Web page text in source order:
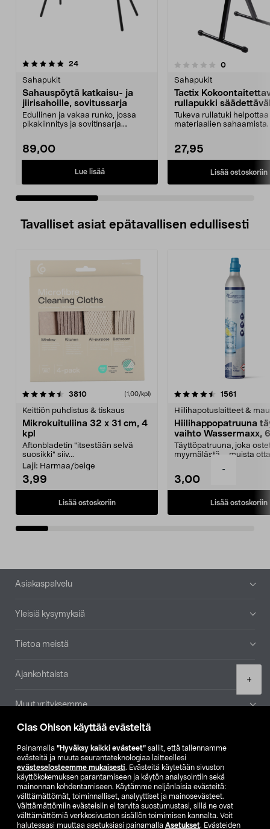
Clas Ohlson käyttää evästeitä
Painamalla ”Hyväksy kaikki evästeet” sallit, että tallennamme
evästeitä ja muuta seurantateknologiaa laitteellesi
evästeselosteemme mukaisesti. Evästeitä käytetään sivuston
käyttökokemuksen parantamiseen ja käytön analysointiin sekä
mainonnan kohdentamiseen. Käytämme neljänlaisia evästeitä:
välttämättömät, toiminnalliset, analyyttiset ja mainosevästeet.
Välttämättömiin evästeisiin ei tarvita suostumustasi, sillä ne ovat
välttämättömiä verkkosivuston sisällön toimimisen kannalta. Voit
halutessasi muuttaa asetuksiasi painamalla Asetukset. Evästeiden
-
+
24arvostelut
Sahapukit
Sahauspöytä katkaisu- ja
jiirisahoille, sovitussarja
Edullinen ja vakaa runko, jossa
pikakiinnitys ja sovitinsarja.
89,00
Lue lisää
0.0 viidestä
0arvostelut
Sahapukit
Tactix
rullapukki
korkeudella
Tukeva rullatuki
materiaalien sahaamista.
27,95
Lisää ostoskoriin
4.5 viidestä
Tavalliset asiat epätavallisen edullisesti
3810arvostelut (1,00/kpl)
Keittiön puhdistus & tiskaus
Mikrokuituliina 32 x 31 cm, 4
kpl
Aftonbladetin "itsestään selvä
suosikki" siiv...
Laji: Harmaa/beige
3,99
Lisää ostoskoriin
4.5viidestä
1561
Hiilihapotuslaitteet &
Hiilihappopatruuna
vaihto Wassermaxx,
Täyttöpatruuna, joka
myymälästä – muista
3,00
Lisää ostoskoriin
4.5viidestä
Alatunniste
Asiakaspalvelu
Yleisiä kysymyksiä
Tietoa meistä
Ajankohtaista
Muut yrityksemme
Etsi myymälä
SE NO FI
FI SV